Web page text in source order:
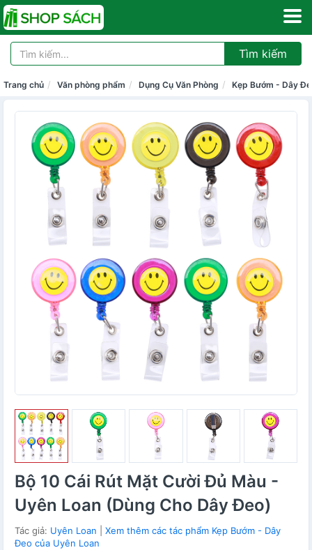
Tìm kiếm
Trang chủ Văn phòng phẩm Dụng Cụ Văn Phòng Kẹp Bướm - Dây
Bộ 10 Cái Rút Mặt Cười Đủ Màu -
Uyên Loan (Dùng Cho Dây Đeo)
Tác giả: Uyên Loan
Xem thêm các tác phẩm Kẹp Bướm - Dây
Đeo của Uyên Loan